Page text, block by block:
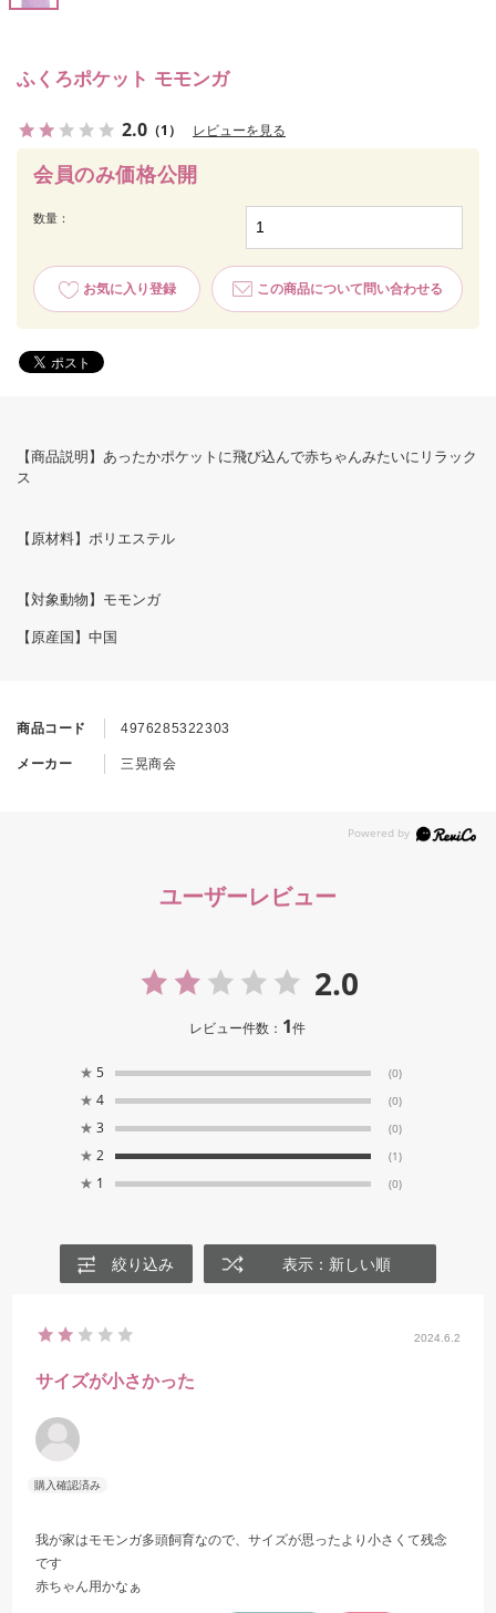
ふくろポケット モモンガ
2.0 （1） レビューを見る
会員のみ価格公開
数量：
お気に入り登録 この商品について問い合わせる
商品コード 4976285322303
メーカー 三晃商会
【商品説明】あったかポケットに飛び込んで赤ちゃんみたいにリラック
ス
【原材料】ポリエステル
【対象動物】モモンガ
【原産国】中国
ユーザーレビュー
2.0
レビュー件数： 1件
★ 5 (0)
★ 4 (0)
★ 3 (0)
★ 2 (1)
★ 1 (0)
絞り込み 表示：新しい順
2024.6.2
サイズが小さかった
我が家はモモンガ多頭飼育なので、サイズが思ったより小さくて残念
です
赤ちゃん用かなぁ